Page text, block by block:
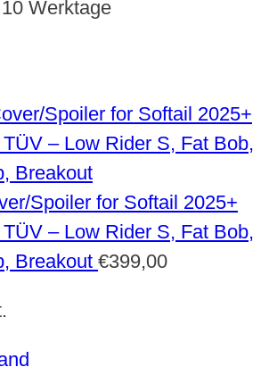
10 Werktage
Spoiler for Softail 2025+
– Low Rider S, Fat Bob,
Breakout €399,00